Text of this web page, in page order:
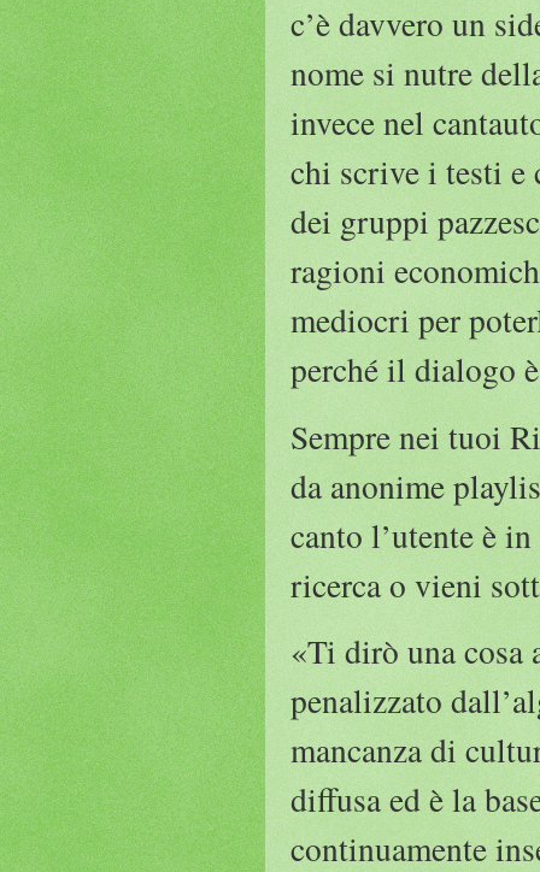
c’è davvero un
nome si nutre
invece nel
chi scrive i testi e
dei gruppi
ragioni
mediocri per
perché il dialogo
Sempre nei tuoi
da anonime
canto l’utente è
ricerca o vieni
«Ti dirò una cosa
penalizzato
mancanza di
diffusa ed è la
continuamente